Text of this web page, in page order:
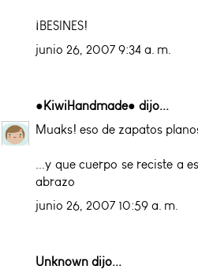
¡BESINES!
junio 26, 2007 9:34 a. m.
●KiwiHandmade● dijo...
Muaks! eso de zapatos
...y que cuerpo se reciste a
abrazo
junio 26, 2007 10:59 a. m.
Unknown dijo...